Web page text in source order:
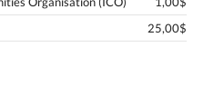
25,00$